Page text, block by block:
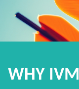
WHY IVM